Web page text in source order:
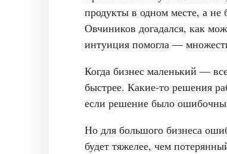
продукты в одном месте, а
Овчиников догадался, как
интуиция помогла —
Когда бизнес маленький —
быстрее. Какие-то решения
если решение было
Но для большого бизнеса
будет тяжелее, чем